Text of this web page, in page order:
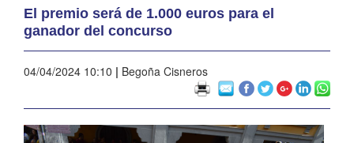
El premio será de 1.000 euros para el
ganador del concurso
04/04/2024 10:10 | Begoña Cisneros